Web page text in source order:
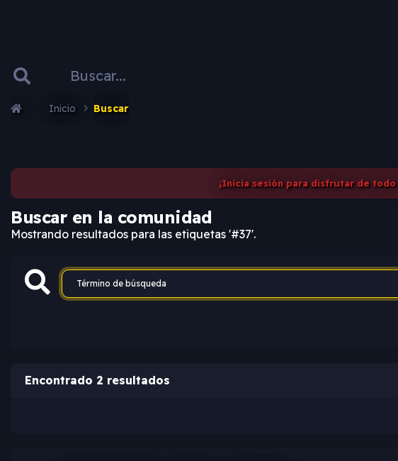
Inicio Buscar
¡Inicia sesión para disfrutar de
Buscar en la comunidad
Mostrando resultados para las etiquetas '#37'.
Encontrado 2 resultados